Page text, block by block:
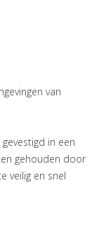
van
in een
gehouden door
veilig en snel